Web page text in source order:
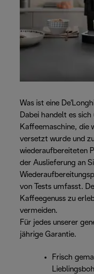
Was ist eine
Dabei handelt es
Kaffeemaschine, die
versetzt wurde und
wiederaufbereiteten
der Auslieferung an
von Tests umfasst.
Kaffeegenuss zu
vermeiden.
Für jedes unserer
jährige Garantie.
Frisch